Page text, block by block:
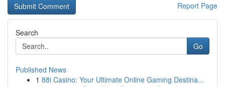
Report Page
Search
Go
Published News
1 88i Casino: Your Ultimate Online Gaming Destina...